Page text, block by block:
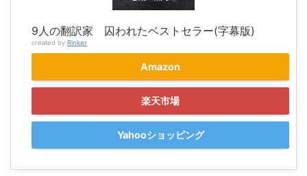
9人の翻訳家 囚われたベストセラー(字幕版)
created by Rinker
Amazon
楽天市場
Yahooショッピング